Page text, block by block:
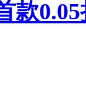
款